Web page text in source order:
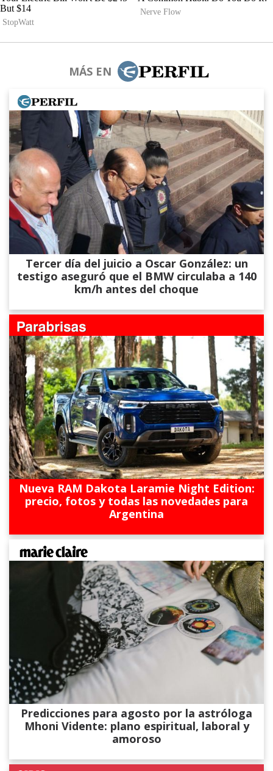
MÁS EN
Tercer día del juicio a Oscar González: un
testigo aseguró que el BMW circulaba a 140
km/h antes del choque
Nueva RAM Dakota Laramie Night Edition:
precio, fotos y todas las novedades para
Argentina
Predicciones para agosto por la astróloga
Mhoni Vidente: plano espiritual, laboral y
amoroso